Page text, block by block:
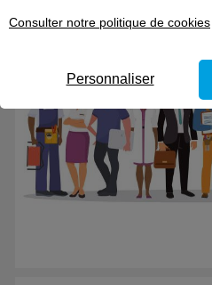
Consulter notre politique de cookies
Personnaliser